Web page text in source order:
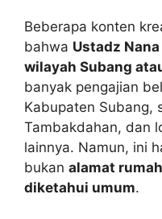
Beberapa konten
bahwa Ustadz
wilayah Subang
banyak pengajian
Kabupaten Subang,
Tambakdahan, dan
lainnya. Namun, ini
bukan alamat
diketahui umum.